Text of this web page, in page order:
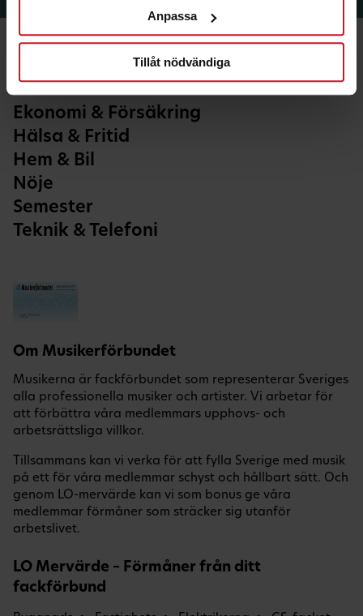
Anpassa
Tillåt nödvändiga
Ekonomi & Försäkring
Hälsa & Fritid
Hem & Bil
Nöje
Semester
Teknik & Telefoni
Om Musikerförbundet
Musikerna är fackförbundet som representerar Sveriges
alla professionella musiker och artister. Vi arbetar för
att förbättra våra medlemmars upphovs- och
arbetsrättsliga villkor.
Tillsammans kan vi verka för att fylla Sverige med musik
på ett för våra medlemmar schyst och hållbart sätt. Och
genom LO-mervärde kan vi som bonus ge våra
medlemmar förmåner som sträcker sig utanför
arbetslivet.
LO Mervärde – Förmåner från ditt
fackförbund